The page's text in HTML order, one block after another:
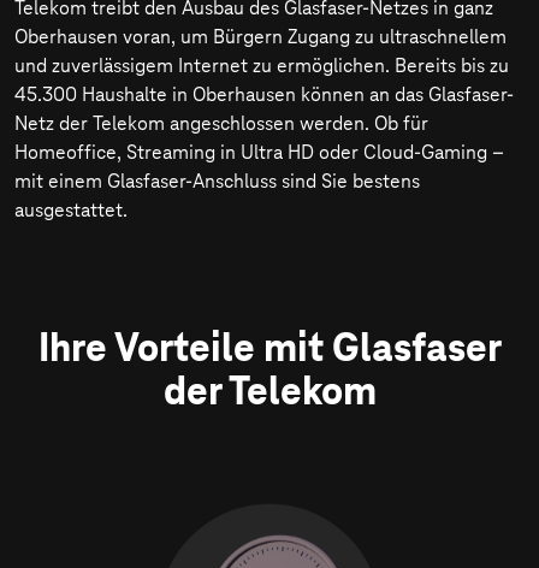
Telekom treibt den Ausbau des Glasfaser-Netzes in ganz
Oberhausen voran, um Bürgern Zugang zu ultraschnellem
und zuverlässigem Internet zu ermöglichen. Bereits bis zu
45.300 Haushalte in Oberhausen können an das Glasfaser-
Netz der Telekom angeschlossen werden. Ob für
Homeoffice, Streaming in Ultra HD oder Cloud-Gaming –
mit einem Glasfaser-Anschluss sind Sie bestens
ausgestattet.
Ihre Vorteile mit Glasfaser
der Telekom